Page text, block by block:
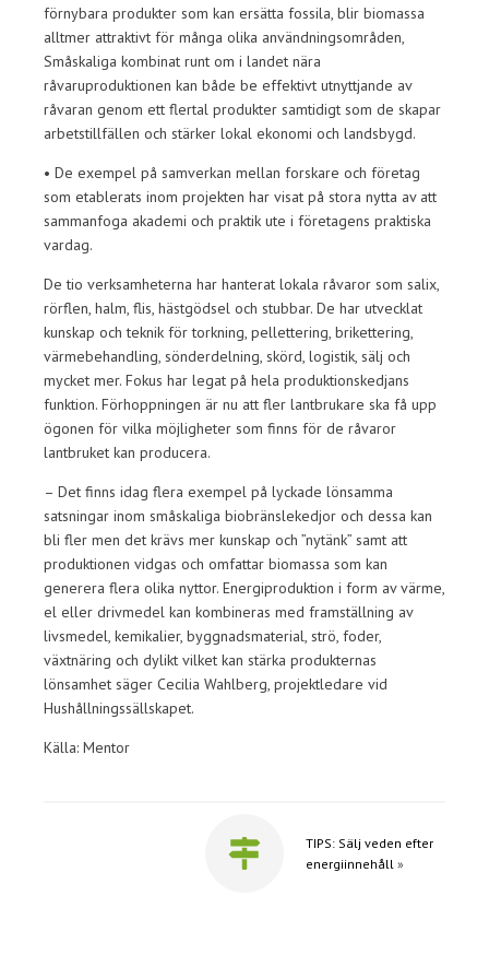
förnybara produkter som kan ersätta fossila, blir biomassa
alltmer attraktivt för många olika användningsområden,
Småskaliga kombinat runt om i landet nära
råvaruproduktionen kan både be effektivt utnyttjande av
råvaran genom ett flertal produkter samtidigt som de skapar
arbetstillfällen och stärker lokal ekonomi och landsbygd.
• De exempel på samverkan mellan forskare och företag
som etablerats inom projekten har visat på stora nytta av att
sammanfoga akademi och praktik ute i företagens praktiska
vardag.
De tio verksamheterna har hanterat lokala råvaror som salix,
rörflen, halm, flis, hästgödsel och stubbar. De har utvecklat
kunskap och teknik för torkning, pellettering, brikettering,
värmebehandling, sönderdelning, skörd, logistik, sälj och
mycket mer. Fokus har legat på hela produktionskedjans
funktion. Förhoppningen är nu att fler lantbrukare ska få upp
ögonen för vilka möjligheter som finns för de råvaror
lantbruket kan producera.
– Det finns idag flera exempel på lyckade lönsamma
satsningar inom småskaliga biobränslekedjor och dessa kan
bli fler men det krävs mer kunskap och ”nytänk” samt att
produktionen vidgas och omfattar biomassa som kan
generera flera olika nyttor. Energiproduktion i form av värme,
el eller drivmedel kan kombineras med framställning av
livsmedel, kemikalier, byggnadsmaterial, strö, foder,
växtnäring och dylikt vilket kan stärka produkternas
lönsamhet säger Cecilia Wahlberg, projektledare vid
Hushållningssällskapet.
Källa: Mentor
TIPS: Sälj veden efter
energiinnehåll »